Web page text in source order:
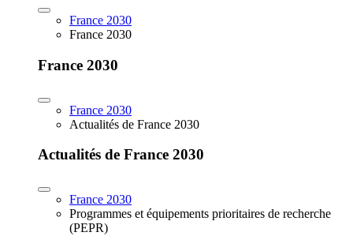
France 2030
France 2030
France 2030
France 2030
Actualités de France 2030
Actualités de France 2030
France 2030
Programmes et équipements prioritaires de recherche
(PEPR)